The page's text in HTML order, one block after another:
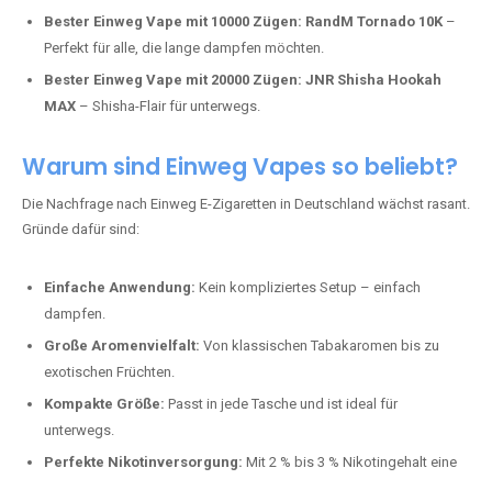
Bester Einweg Vape mit 10000 Zügen: RandM Tornado 10K –
Perfekt für alle, die lange dampfen möchten.
Bester Einweg Vape mit 20000 Zügen: JNR Shisha Hookah
MAX – Shisha-Flair für unterwegs.
Warum sind Einweg Vapes so beliebt?
Die Nachfrage nach Einweg E-Zigaretten in Deutschland wächst rasant.
Gründe dafür sind:
Einfache Anwendung: Kein kompliziertes Setup – einfach
dampfen.
Große Aromenvielfalt: Von klassischen Tabakaromen bis zu
exotischen Früchten.
Kompakte Größe: Passt in jede Tasche und ist ideal für
unterwegs.
Perfekte Nikotinversorgung: Mit 2 % bis 3 % Nikotingehalt eine